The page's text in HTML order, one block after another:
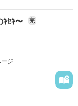
ｷｾｷ〜 完
ジ